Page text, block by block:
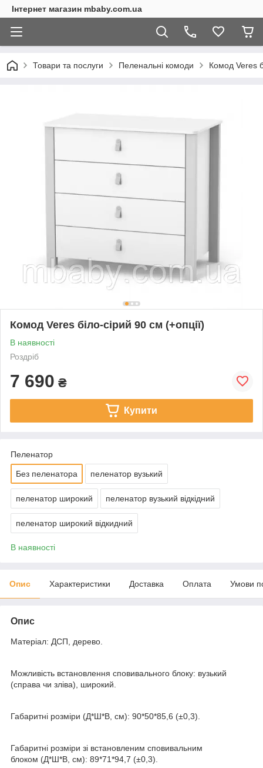
Інтернет магазин mbaby.com.ua
Товари та послуги Пеленальні комоди Комод Veres
Комод Veres біло-сірий 90 см (+опції)
В наявності
Роздріб
7 690 ₴
Купити
Пеленатор
Без пеленатора пеленатор вузький
пеленатор широкий пеленатор вузький відкідний
пеленатор широкий відкидний
В наявності
Опис Характеристики Доставка Оплата Умови
Опис
Матеріал: ДСП, дерево.
Можливість встановлення сповивального блоку: вузький
(справа чи зліва), широкий.
Габаритні розміри (Д*Ш*В, см): 90*50*85,6 (±0,3).
Габаритні розміри зі встановленим сповивальним
блоком (Д*Ш*В, см): 89*71*94,7 (±0,3).